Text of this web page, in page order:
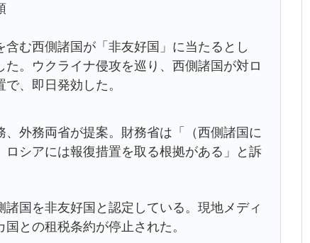
む西側諸国が「非友好国」に当たるとし
。ウクライナ侵攻を巡り、西側諸国が対ロ
、即日発効した。
外務両省が提案。財務省は「（西側諸国に
シアには報復措置を取る根拠がある」と訴
国を非友好国と認定している。現地メディ
との租税条約が停止された。